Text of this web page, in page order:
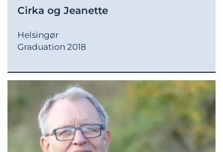
Cirka og Jeanette
Helsingør
Graduation 2018